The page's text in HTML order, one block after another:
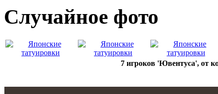
Случайнoе фото
7 игроков 'Ювентуса', от